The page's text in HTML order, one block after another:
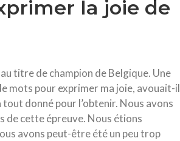
la joie de
titre de champion de Belgique. Une
mots pour exprimer ma joie, avouait-il
donné pour l’obtenir. Nous avons
de cette épreuve. Nous étions
avons peut-être été un peu trop